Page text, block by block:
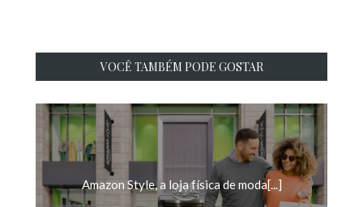
VOCÊ TAMBÉM PODE GOSTAR
Amazon Style, a loja física de moda[...]